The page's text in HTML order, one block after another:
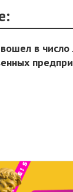
в